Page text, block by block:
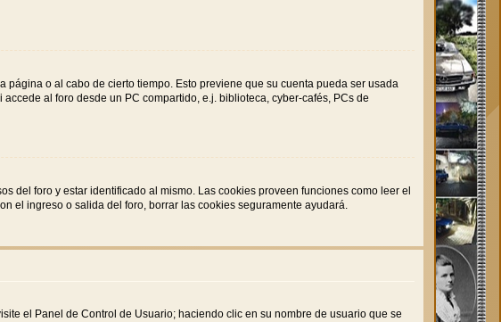
o al cabo de cierto tiempo. Esto previene que su cuenta pueda ser usada
al foro desde un PC compartido, e.j. biblioteca, cyber-cafés, PCs de
del foro y estar identificado al mismo. Las cookies proveen funciones como leer el
el ingreso o salida del foro, borrar las cookies seguramente ayudará.
el Panel de Control de Usuario; haciendo clic en su nombre de usuario que se